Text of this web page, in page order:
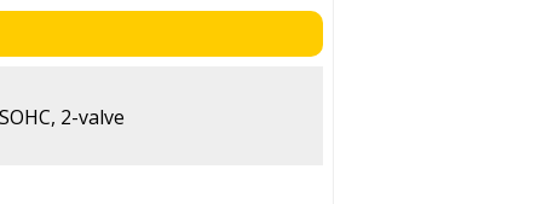
2-valve